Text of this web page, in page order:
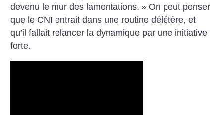
devenu le mur des lamentations. » On peut penser
que le CNI entrait dans une routine délétère, et
qu’il fallait relancer la dynamique par une initiative
forte.